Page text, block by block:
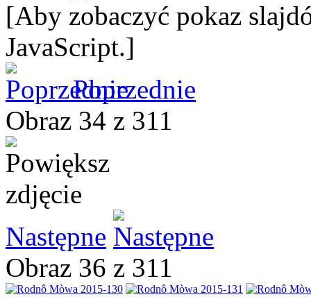
[Aby zobaczyć pokaz
JavaScript.]
Poprzednie
Obraz 34 z 311
Następne
Obraz 36 z 311